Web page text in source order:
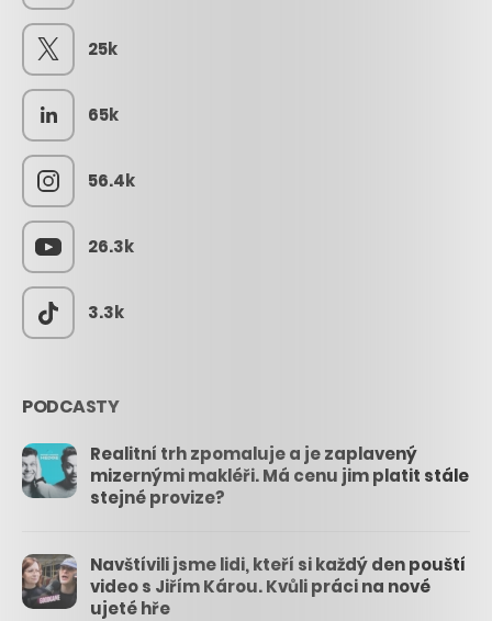
25k
65k
56.4k
26.3k
3.3k
PODCASTY
Realitní trh zpomaluje a je zaplavený
mizernými makléři. Má cenu jim platit stále
stejné provize?
Navštívili jsme lidi, kteří si každý den pouští
video s Jiřím Károu. Kvůli práci na nové
ujeté hře